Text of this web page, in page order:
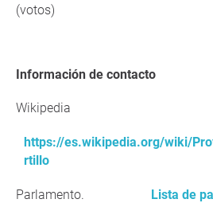
(votos)
Información de contacto
Wikipedia
https://es.wikipedia.org/wiki/
rtillo
Parlamento. Lista de